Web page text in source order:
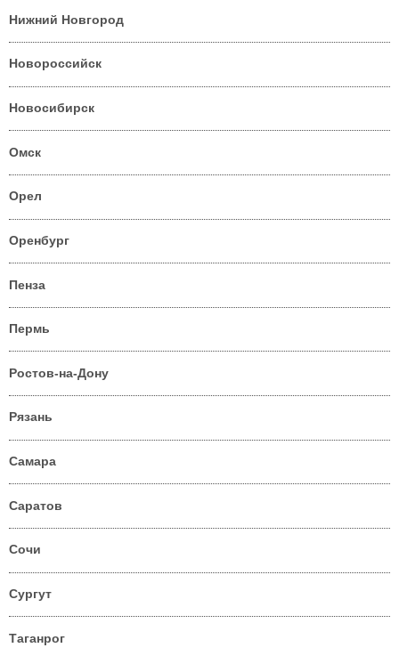
Нижний Новгород
Новороссийск
Новосибирск
Омск
Орел
Оренбург
Пенза
Пермь
Ростов-на-Дону
Рязань
Самара
Саратов
Сочи
Сургут
Таганрог